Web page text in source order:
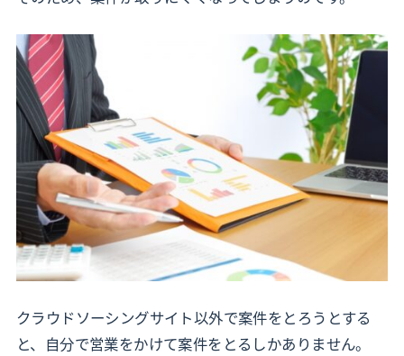
クラウドソーシングサイト以外で案件をとろうとする
と、自分で営業をかけて案件をとるしかありません。